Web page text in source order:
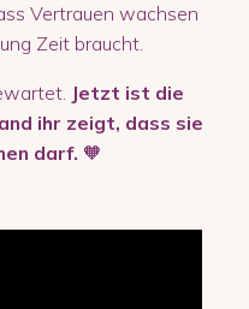
Vertrauen wachsen
Zeit braucht.
Jetzt ist die
ihr zeigt, dass sie
darf. 🧡